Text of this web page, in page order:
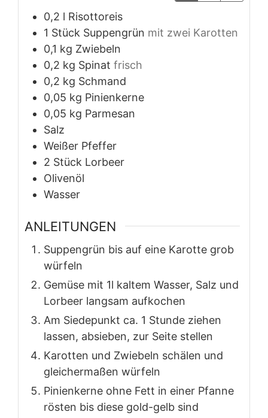
0,2 l Risottoreis
1 Stück Suppengrün mit zwei Karotten
0,1 kg Zwiebeln
0,2 kg Spinat frisch
0,2 kg Schmand
0,05 kg Pinienkerne
0,05 kg Parmesan
Salz
Weißer Pfeffer
2 Stück Lorbeer
Olivenöl
Wasser
ANLEITUNGEN
Suppengrün bis auf eine Karotte grob
würfeln
Gemüse mit 1l kaltem Wasser, Salz und
Lorbeer langsam aufkochen
Am Siedepunkt ca. 1 Stunde ziehen
lassen, absieben, zur Seite stellen
Karotten und Zwiebeln schälen und
gleichermaßen würfeln
Pinienkerne ohne Fett in einer Pfanne
rösten bis diese gold-gelb sind